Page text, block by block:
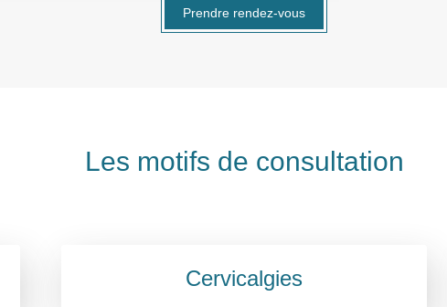
Prendre rendez-vous
Les motifs de consultation
Cervicalgies